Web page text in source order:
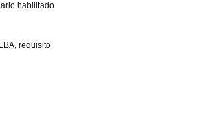
habilitado
requisito